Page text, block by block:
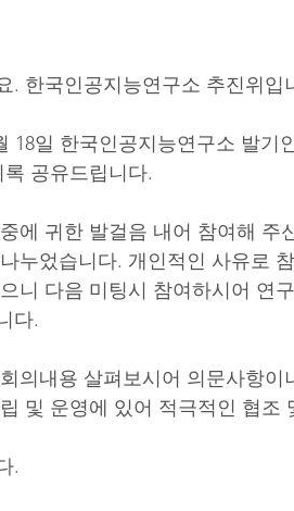
. 한국인공지능연구소 추진위입
18일 한국인공지능연구소 발기
공유드립니다.
에 귀한 발걸음 내어 참여해
누었습니다. 개인적인 사유로
니 다음 미팅시 참여하시어 연
다.
의내용 살펴보시어 의문사항
및 운영에 있어 적극적인 협조
.